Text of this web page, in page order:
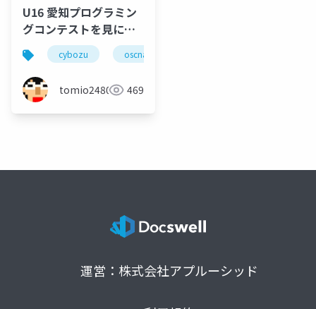
U16 愛知プログラミン
グコンテストを見に行
きましたcybozu oscnagoya
tomio2480 469
運営：株式会社アプルーシッド